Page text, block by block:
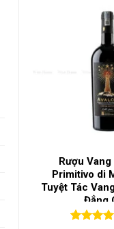
Rượu
Primitivo di
Tuyệt Tác
Đẳng